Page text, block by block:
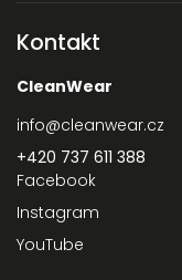
Kontakt
CleanWear
info@cleanwear.cz
+420 737 611 388‬
Facebook
Instagram
YouTube